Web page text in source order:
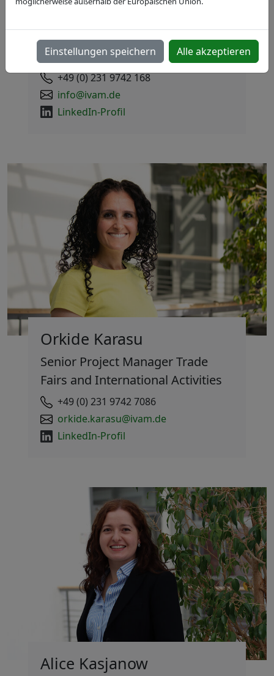
Tim Merforth
Managing Director
+49 (0) 231 9742 168
info@ivam.de
LinkedIn-Profil
Orkide Karasu
Senior Project Manager Trade
Fairs and International Activities
+49 (0) 231 9742 7086
orkide.karasu@ivam.de
LinkedIn-Profil
Alice Kasjanow
Einstellungen speichern Alle akzeptieren